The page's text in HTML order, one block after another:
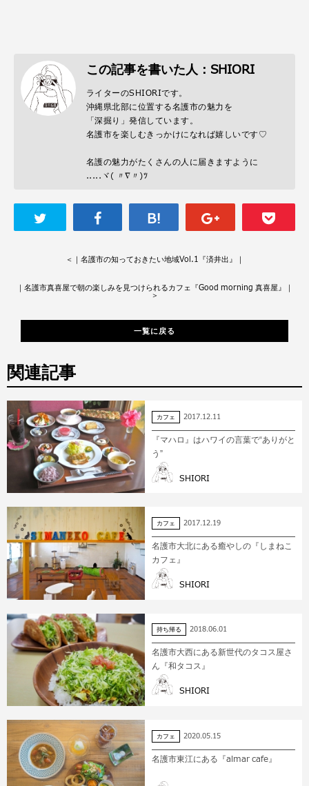
この記事を書いた人：SHIORI
ライターのSHIORIです。
沖縄県北部に位置する名護市の魅力を
「深掘り」発信しています。
名護市を楽しむきっかけになれば嬉しいです♡
名護の魅力がたくさんの人に届きますように
.....ヾ( 〃∇〃)ﾂ
＜ ｜名護市の知っておきたい地域Vol.1『済井出』｜
｜名護市真喜屋で朝の楽しみを見つけられるカフェ『Good morning 真喜屋』｜
＞
一覧に戻る
関連記事
カフェ 2017.12.11
『マハロ』はハワイの言葉で“ありがと
う”
SHIORI
カフェ 2017.12.19
名護市大北にある癒やしの『しまねこ
カフェ』
SHIORI
持ち帰る 2018.06.01
名護市大西にある新世代のタコス屋さ
ん『和タコス』
SHIORI
カフェ 2020.05.15
名護市東江にある『almar cafe』